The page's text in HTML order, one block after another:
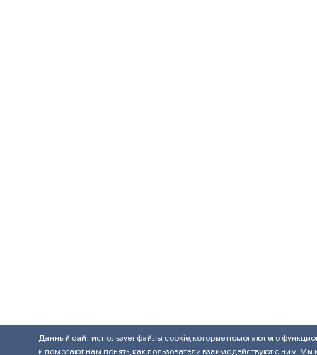
Данный сайт использует файлы cookie, которые помогают его
и помогают нам понять, как пользователи взаимодействуют с ним. Мы